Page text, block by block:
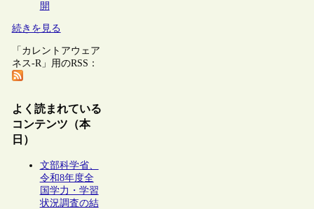
開
続きを見る
「カレントアウェア
ネス-R」用のRSS：
よく読まれている
コンテンツ（本
日）
文部科学省、
令和8年度全
国学力・学習
状況調査の結